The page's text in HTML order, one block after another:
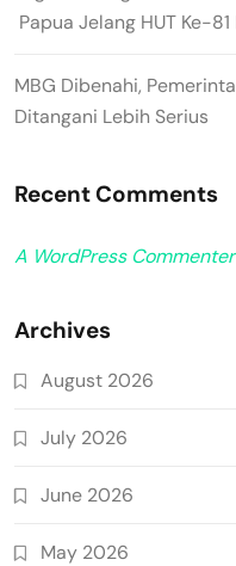
Papua Jelang HUT Ke-81
MBG Dibenahi,
Ditangani Lebih Serius
Recent Comments
A WordPress Commenter
Archives
August 2026
July 2026
June 2026
May 2026